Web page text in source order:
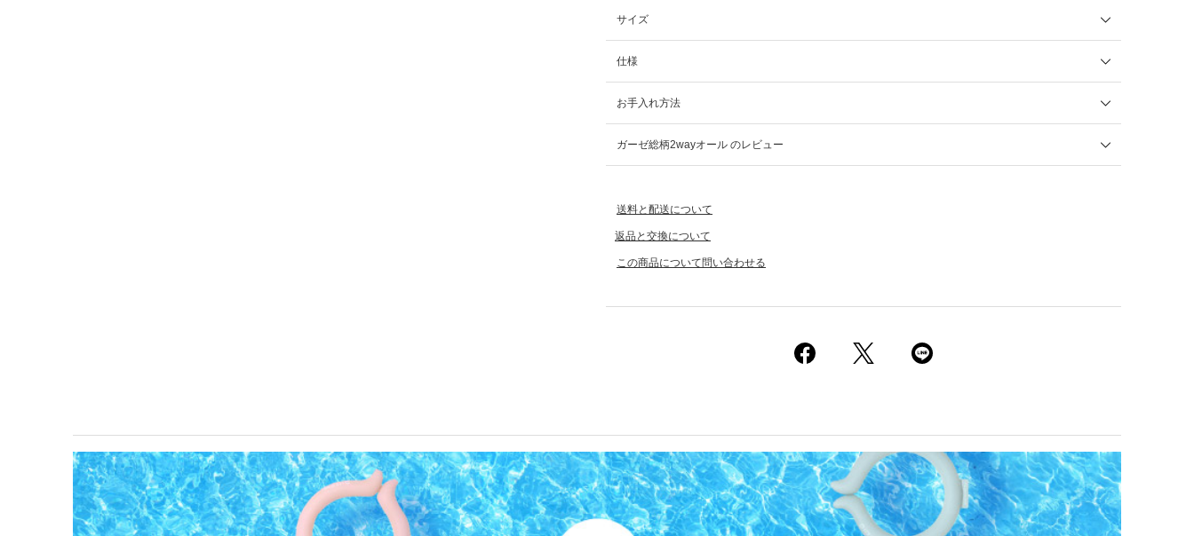
サイズ
仕様
お手入れ方法
ガーゼ総柄2wayオール のレビュー
送料と配送について
返品と交換について
この商品について問い合わせる